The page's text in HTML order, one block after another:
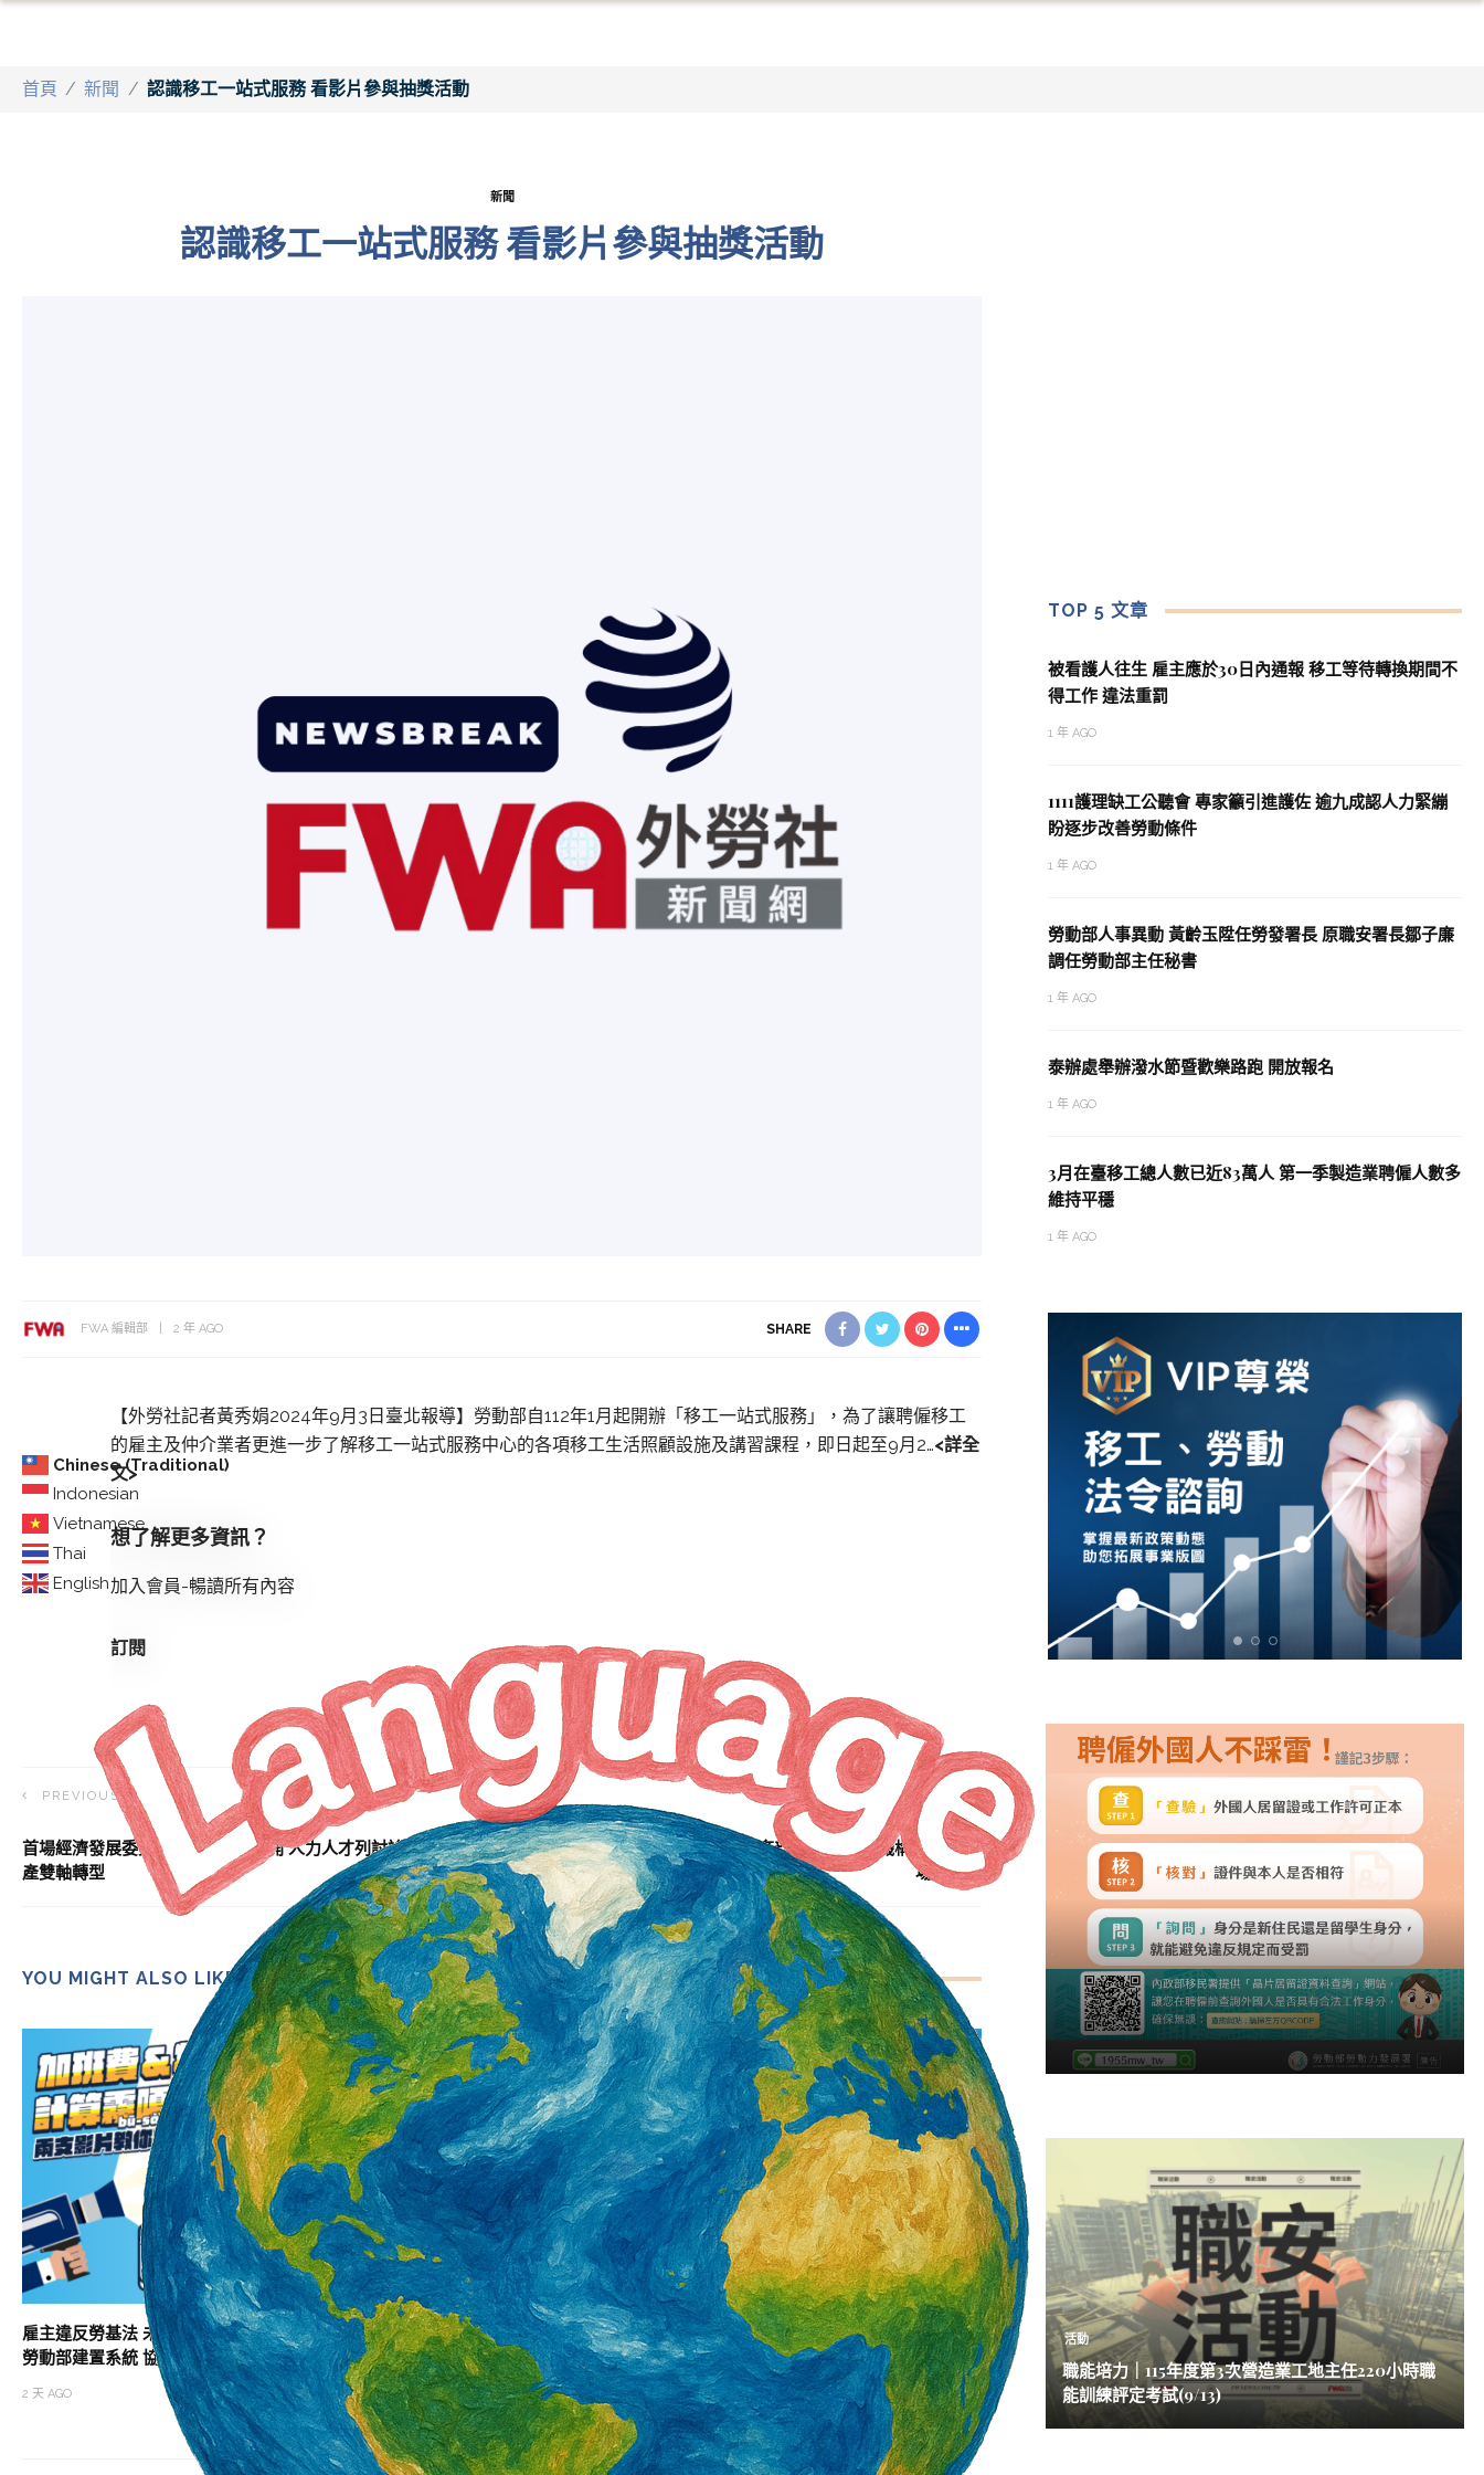
Chinese (Traditional)
Indonesian
Vietnamese
Thai
English
首頁 / 新聞 / 認識移工一站式服務 看影片參與抽獎活動
新聞
認識移工一站式服務 看影片參與抽獎活動
FWA 編輯部 2 年 AGO SHARE
【外勞社記者黃秀娟2024年9月3日臺北報導】勞動部自112年1月起開辦「移工一站式服務」，為了讓聘僱移工
的雇主及仲介業者更進一步了解移工一站式服務中心的各項移工生活照顧設施及講習課程，即日起至9月2…<詳全
文>
想了解更多資訊？
加入會員-暢讀所有內容
訂閱
PREVIOUS ARTICLE
首場經濟發展委員顧問會議 9/3召開 人力人才列討論議題 助傳
產雙軸轉型
NEXT ARTICLE
越南實習生工安亡 監院糾正教育部 應規範實習機構標準 強化
場所安全
YOU MIGHT ALSO LIKE
雇主違反勞基法 未依法給付加班費居冠
勞動部建置系統 協助勞雇快速試算加班費
2 天 AGO
助攻職涯升級 北分署產投下半年開辦900
班次
2 天 AGO
營造類移工6月底突破3萬5千人 年增1千8
百人 一般營造增加最多
2 天 AGO
TOP 5 文章
被看護人往生 雇主應於30日內通報 移工等待轉換期間不
得工作 違法重罰
1 年 AGO
1111護理缺工公聽會 專家籲引進護佐 逾九成認人力緊繃
盼逐步改善勞動條件
1 年 AGO
勞動部人事異動 黃齡玉陞任勞發署長 原職安署長鄒子廉
調任勞動部主任秘書
1 年 AGO
泰辦處舉辦潑水節暨歡樂路跑 開放報名
1 年 AGO
3月在臺移工總人數已近83萬人 第一季製造業聘僱人數多
維持平穩
1 年 AGO
活動
職能培力｜115年度第3次營造業工地主任220小時職
能訓練評定考試(9/13)